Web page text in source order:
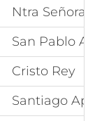
Ntra Señora
San Pablo
Cristo Rey
Santiago